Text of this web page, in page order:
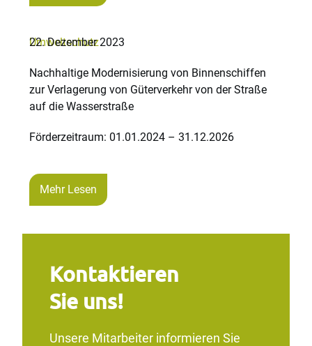
Umweltschutz
22. Dezember 2023
Nachhaltige Modernisierung von Binnenschiffen
zur Verlagerung von Güterverkehr von der Straße
auf die Wasserstraße
Förderzeitraum: 01.01.2024 – 31.12.2026
Mehr Lesen
Kontaktieren
Sie uns!
Unsere Mitarbeiter informieren Sie